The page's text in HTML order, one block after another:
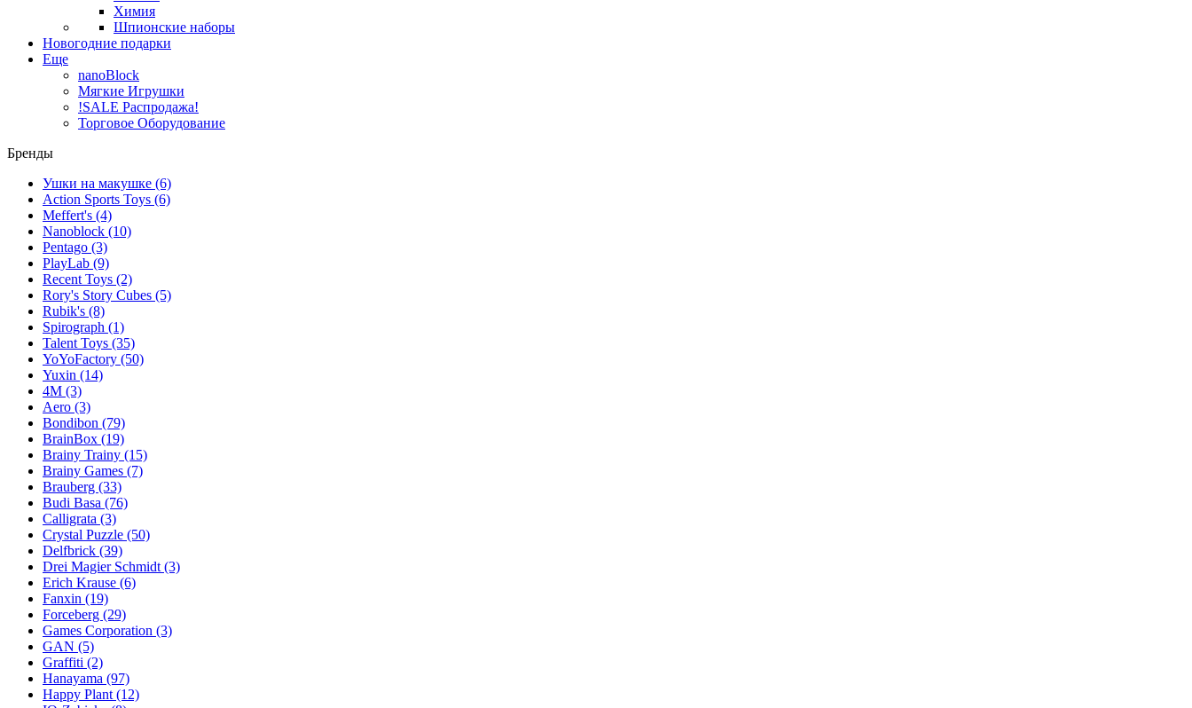
Химия
Шпионские наборы
Новогодние подарки
Еще
nanoBlock
Мягкие Игрушки
!SALE Распродажа!
Торговое Оборудование
Бренды
Ушки на макушке (6)
Action Sports Toys (6)
Meffert's (4)
Nanoblock (10)
Pentago (3)
PlayLab (9)
Recent Toys (2)
Rory's Story Cubes (5)
Rubik's (8)
Spirograph (1)
Talent Toys (35)
YoYoFactory (50)
Yuxin (14)
4M (3)
Aero (3)
Bondibon (79)
BrainBox (19)
Brainy Trainy (15)
Brainy Games (7)
Brauberg (33)
Budi Basa (76)
Calligrata (3)
Crystal Puzzle (50)
Delfbrick (39)
Drei Magier Schmidt (3)
Erich Krause (6)
Fanxin (19)
Forceberg (29)
Games Corporation (3)
GAN (5)
Graffiti (2)
Hanayama (97)
Happy Plant (12)